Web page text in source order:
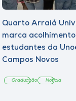
Quarto Arraiá
marca acolhimento
estudantes da
Campos Novos
Graduação Notícia